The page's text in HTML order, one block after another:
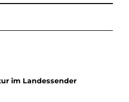
im Landessender